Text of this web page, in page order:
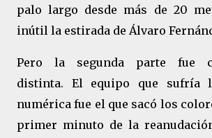
palo largo desde más de 20
inútil la estirada de Álvaro
Pero la segunda parte fue
distinta. El equipo que sufría
numérica fue el que sacó los
primer minuto de la